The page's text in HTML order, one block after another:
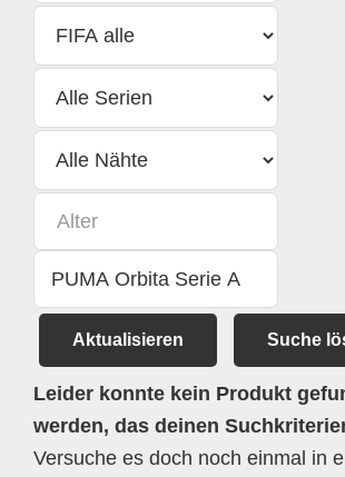
Aktualisieren Suche
Leider konnte kein Produkt
werden, das deinen
Versuche es doch noch einmal in